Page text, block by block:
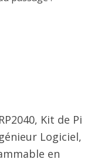
Kit de Pi
Logiciel,
en